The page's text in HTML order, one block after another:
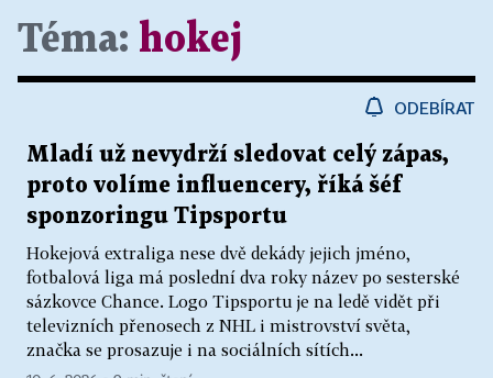
Téma: hokej
ODEBÍRAT
Mladí už nevydrží sledovat celý zápas,
proto volíme influencery, říká šéf
sponzoringu Tipsportu
Hokejová extraliga nese dvě dekády jejich jméno,
fotbalová liga má poslední dva roky název po sesterské
sázkovce Chance. Logo Tipsportu je na ledě vidět při
televizních přenosech z NHL i mistrovství světa,
značka se prosazuje i na sociálních sítích...